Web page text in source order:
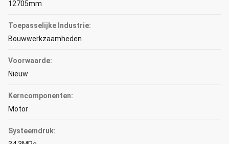
12705mm
Toepasselijke Industrie:
Bouwwerkzaamheden
Voorwaarde:
Nieuw
Kerncomponenten:
Motor
Systeemdruk: